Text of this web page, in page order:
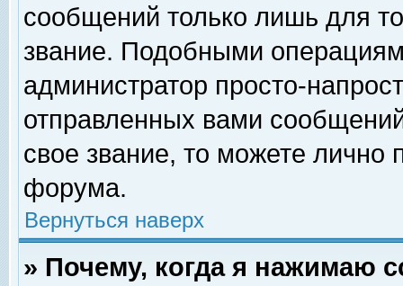
сообщений только лишь для
звание. Подобными
администратор просто-
отправленных вами
свое звание, то можете лично
форума.
Вернуться наверх
» Почему, когда я нажимаю